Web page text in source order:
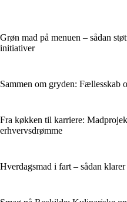
Grøn mad på menuen – sådan
initiativer
Sammen om gryden: Fællesskab
Fra køkken til karriere:
erhvervsdrømme
Hverdagsmad i fart – sådan